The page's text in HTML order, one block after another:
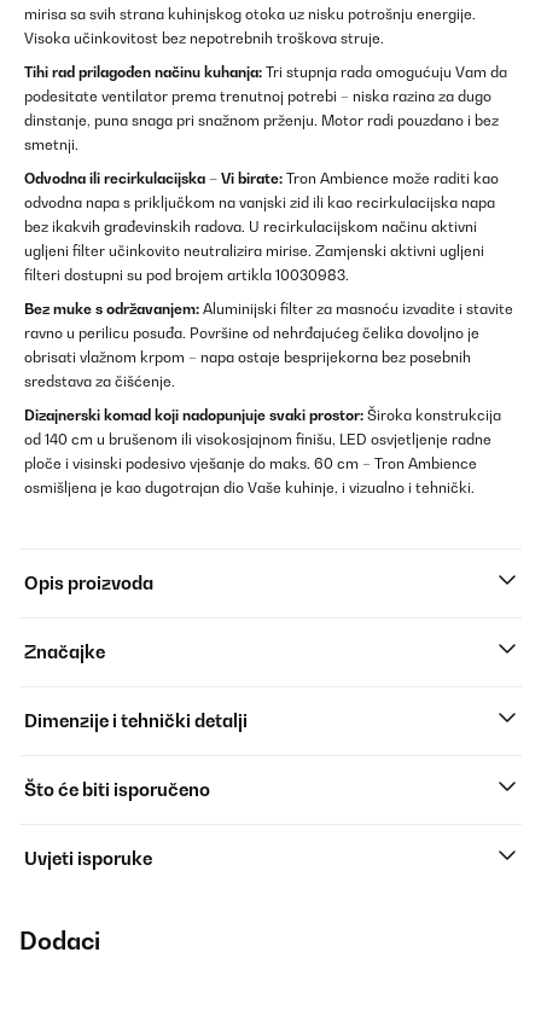
mirisa sa svih strana kuhinjskog otoka uz nisku potrošnju energije.
Visoka učinkovitost bez nepotrebnih troškova struje.
Tihi rad prilagođen načinu kuhanja: Tri stupnja rada omogućuju Vam da
podesitate ventilator prema trenutnoj potrebi – niska razina za dugo
dinstanje, puna snaga pri snažnom prženju. Motor radi pouzdano i bez
smetnji.
Odvodna ili recirkulacijska – Vi birate: Tron Ambience može raditi kao
odvodna napa s priključkom na vanjski zid ili kao recirkulacijska napa
bez ikakvih građevinskih radova. U recirkulacijskom načinu aktivni
ugljeni filter učinkovito neutralizira mirise. Zamjenski aktivni ugljeni
filteri dostupni su pod brojem artikla 10030983.
Bez muke s održavanjem: Aluminijski filter za masnoću izvadite i stavite
ravno u perilicu posuđa. Površine od nehrđajućeg čelika dovoljno je
obrisati vlažnom krpom – napa ostaje besprijekorna bez posebnih
sredstava za čišćenje.
Dizajnerski komad koji nadopunjuje svaki prostor: Široka konstrukcija
od 140 cm u brušenom ili visokosjajnom finišu, LED osvjetljenje radne
ploče i visinski podesivo vješanje do maks. 60 cm – Tron Ambience
osmišljena je kao dugotrajan dio Vaše kuhinje, i vizualno i tehnički.
Opis proizvoda
Značajke
Dimenzije i tehnički detalji
Što će biti isporučeno
Uvjeti isporuke
Dodaci